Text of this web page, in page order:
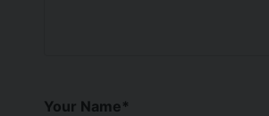
Your Name*